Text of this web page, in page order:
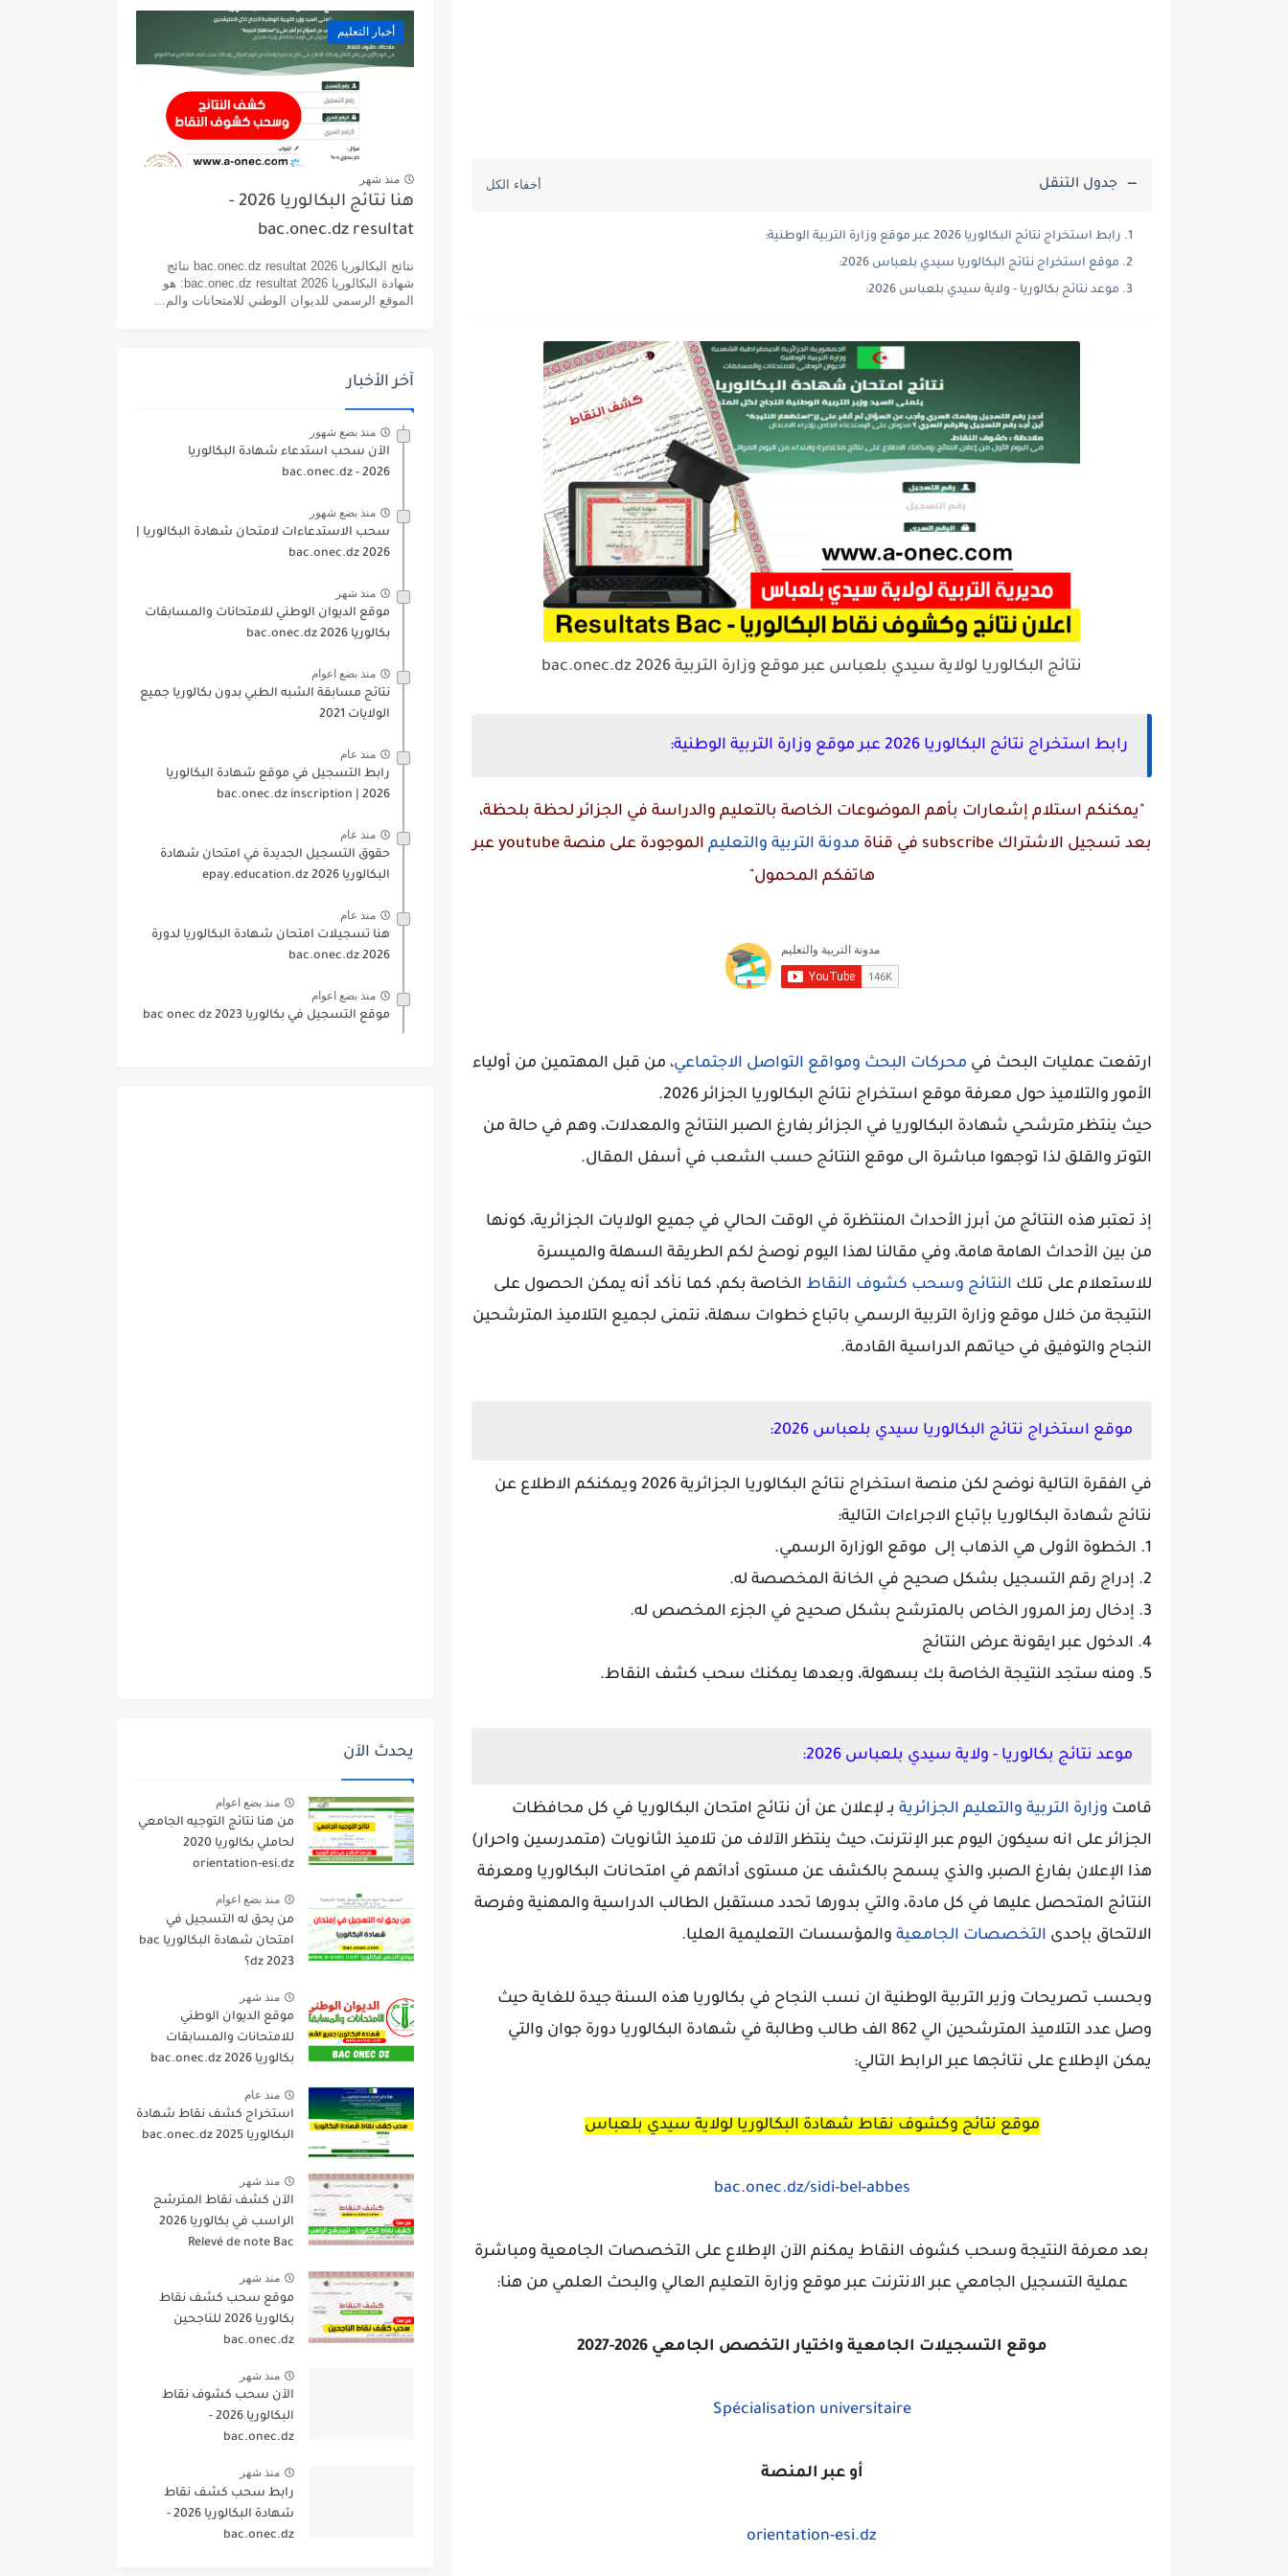
جدول التنقل
رابط استخراج نتائج البكالوريا 2026 عبر موقع وزارة التربية الوطنية:
موقع استخراج نتائج البكالوريا سيدي بلعباس 2026:
موعد نتائج بكالوريا - ولاية سيدي بلعباس 2026:
نتائج البكالوريا لولاية سيدي بلعباس عبر موقع وزارة التربية bac.onec.dz 2026
رابط استخراج نتائج البكالوريا 2026 عبر موقع وزارة التربية الوطنية:
"يمكنكم استلام إشعارات بأهم الموضوعات الخاصة بالتعليم والدراسة في الجزائر لحظة بلحظة،
بعد تسجيل الاشتراكsubscribe في قناة مدونة التربية والتعليم الموجودة على منصةyoutube عبر
هاتفكم المحمول"
ارتفعت عمليات البحث في محركات البحث ومواقع التواصل الاجتماعي، من قبل المهتمين من أولياء
الأمور والتلاميذ حول معرفة موقع استخراج نتائج البكالوريا الجزائر 2026.
حيث ينتظر مترشحي شهادة البكالوريا في الجزائر بفارغ الصبر النتائج والمعدلات، وهم في حالة من
التوتر والقلق لذا توجهوا مباشرة الى موقع النتائج حسب الشعب في أسفل المقال.
إذ تعتبر هذه النتائج من أبرز الأحداث المنتظرة في الوقت الحالي في جميع الولايات الجزائرية، كونها
من بين الأحداث الهامة هامة، وفي مقالنا لهذا اليوم نوصخ لكم الطريقة السهلة والميسرة
للاستعلام على تلك النتائج وسحب كشوف النقاط الخاصة بكم، كما نأكد أنه يمكن الحصول على
النتيجة من خلال موقع وزارة التربية الرسمي باتباع خطوات سهلة، نتمنى لجميع التلاميذ المترشحين
النجاح والتوفيق في حياتهم الدراسية القادمة.
موقع استخراج نتائج البكالوريا سيدي بلعباس 2026:
في الفقرة التالية نوضح لكن منصة استخراج نتائج البكالوريا الجزائرية 2026 ويمكنكم الاطلاع عن
نتائج شهادة البكالوريا بإتباع الاجراءات التالية:
1. الخطوة الأولى هي الذهاب إلى موقع الوزارة الرسمي.
2. إدراج رقم التسجيل بشكل صحيح في الخانة المخصصة له.
3. إدخال رمز المرور الخاص بالمترشح بشكل صحيح في الجزء المخصص له.
4. الدخول عبر ايقونة عرض النتائج
5. ومنه ستجد النتيجة الخاصة بك بسهولة، وبعدها يمكنك سحب كشف النقاط.
موعد نتائج بكالوريا - ولاية سيدي بلعباس 2026:
قامت وزارة التربية والتعليم الجزائرية بـ لإعلان عن أن نتائج امتحان البكالوريا في كل محافظات
الجزائر على انه سيكون اليوم عبر الإنترنت، حيث ينتظر الآلاف من تلاميذ الثانويات (متمدرسين واحرار)
هذا الإعلان بفارغ الصبر، والذي يسمح بالكشف عن مستوى أدائهم في امتحانات البكالوريا ومعرفة
النتائج المتحصل عليها في كل مادة، والتي بدورها تحدد مستقبل الطالب الدراسية والمهنية وفرصة
الالتحاق بإحدى التخصصات الجامعية والمؤسسات التعليمية العليا.
وبحسب تصريحات وزير التربية الوطنية ان نسب النجاح في بكالوريا هذه السنة جيدة للغاية حيث
وصل عدد التلاميذ المترشحين الي 862 الف طالب وطالبة في شهادة البكالوريا دورة جوان والتي
يمكن الإطلاع على نتائجها عبر الرابط التالي:
موقع نتائج وكشوف نقاط شهادة البكالوريا لولاية سيدي بلعباس
bac.onec.dz/sidi-bel-abbes
بعد معرفة النتيجة وسحب كشوف النقاط يمكنم الآن الإطلاع على التخصصات الجامعية ومباشرة
عملية التسجيل الجامعي عبر الانترنت عبر موقع وزارة التعليم العالي والبحث العلمي من هنا:
موقع التسجيلات الجامعية واختيار التخصص الجامعي 2026-2027
Spécialisation universitaire
أو عبر المنصة
orientation-esi.dz
أخبار التعليم
منذ شهر
هنا نتائج البكالوريا 2026 -
bac.onec.dz resultat
نتائج البكالوريا 2026 bac.onec.dz resultat نتائج
شهادة البكالوريا 2026 bac.onec.dz resultat: هو
الموقع الرسمي للديوان الوطني للامتحانات والم...
آخر الأخبار
منذ بضع شهور
الآن سحب استدعاء شهادة البكالوريا
bac.onec.dz - 2026
منذ بضع شهور
سحب الاستدعاءات لامتحان شهادة البكالوريا |
2026 bac.onec.dz
منذ شهر
موقع الديوان الوطني للامتحانات والمسابقات
بكالوريا 2026 bac.onec.dz
منذ بضع اعوام
نتائج مسابقة الشبه الطبي بدون بكالوريا جميع
الولايات 2021
منذ عام
رابط التسجيل في موقع شهادة البكالوريا
2026 | bac.onec.dz inscription
منذ عام
حقوق التسجيل الجديدة في امتحان شهادة
البكالوريا 2026 epay.education.dz
منذ عام
هنا تسجيلات امتحان شهادة البكالوريا لدورة
2026 bac.onec.dz
منذ بضع اعوام
موقع التسجيل في بكالوريا 2023 bac onec dz
يحدث الآن
منذ بضع اعوام
من هنا نتائج التوجيه الجامعي
لحاملي بكالوريا 2020
orientation-esi.dz
منذ بضع اعوام
من يحق له التسجيل في
امتحان شهادة البكالوريا bac
dz 2023؟
منذ شهر
موقع الديوان الوطني
للامتحانات والمسابقات
بكالوريا 2026 bac.onec.dz
منذ عام
استخراج كشف نقاط شهادة
البكالوريا 2025 bac.onec.dz
منذ شهر
الآن كشف نقاط المترشح
الراسب في بكالوريا 2026
Relevé de note Bac
منذ شهر
موقع سحب كشف نقاط
بكالوريا 2026 للناجحين
bac.onec.dz
منذ شهر
الآن سحب كشوف نقاط
البكالوريا 2026 -
bac.onec.dz
منذ شهر
رابط سحب كشف نقاط
شهادة البكالوريا 2026 -
bac.onec.dz